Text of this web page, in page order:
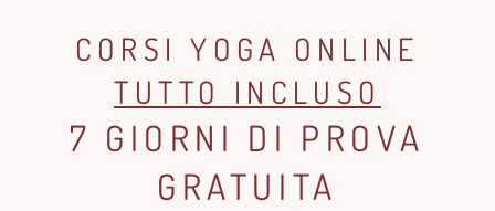
CORSI YOGA ONLINE
TUTTO INCLUSO
7 GIORNI DI PROVA
GRATUITA